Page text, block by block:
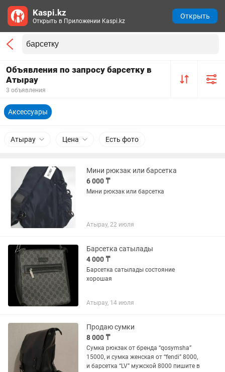
Объявления по запросу барсетку в
Атырау
3 объявления
Аксессуары
Атырау Цена Есть фото
Мини рюкзак или барсетка
6 000 ₸
Мини рюкзак или барсетка
Атырау, 22 июля
Барсетка сатылады
4 000 ₸
Барсетка сатылады состояние
хорошая
Атырау, 14 июля
Продаю сумки
8 000 ₸
Сумка рюкзак от бренда “qosymsha”
15000, и сумка женская от “fendi” 8000,
и барсетка “LV” мужской 8000 пишите в
Kaspi.kz
Открыть в Приложении Kaspi.kz
Открыть